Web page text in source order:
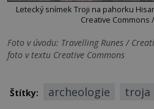
Letecký snímek Troji na pahorku
Creative Commons
Foto v úvodu: Travelling Runes /
foto v textu Creative Commons
Štítky: archeologie troja